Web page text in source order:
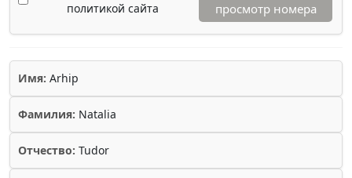
политикой сайта
просмотр номера
Имя: Arhip
Фамилия: Natalia
Отчество: Tudor